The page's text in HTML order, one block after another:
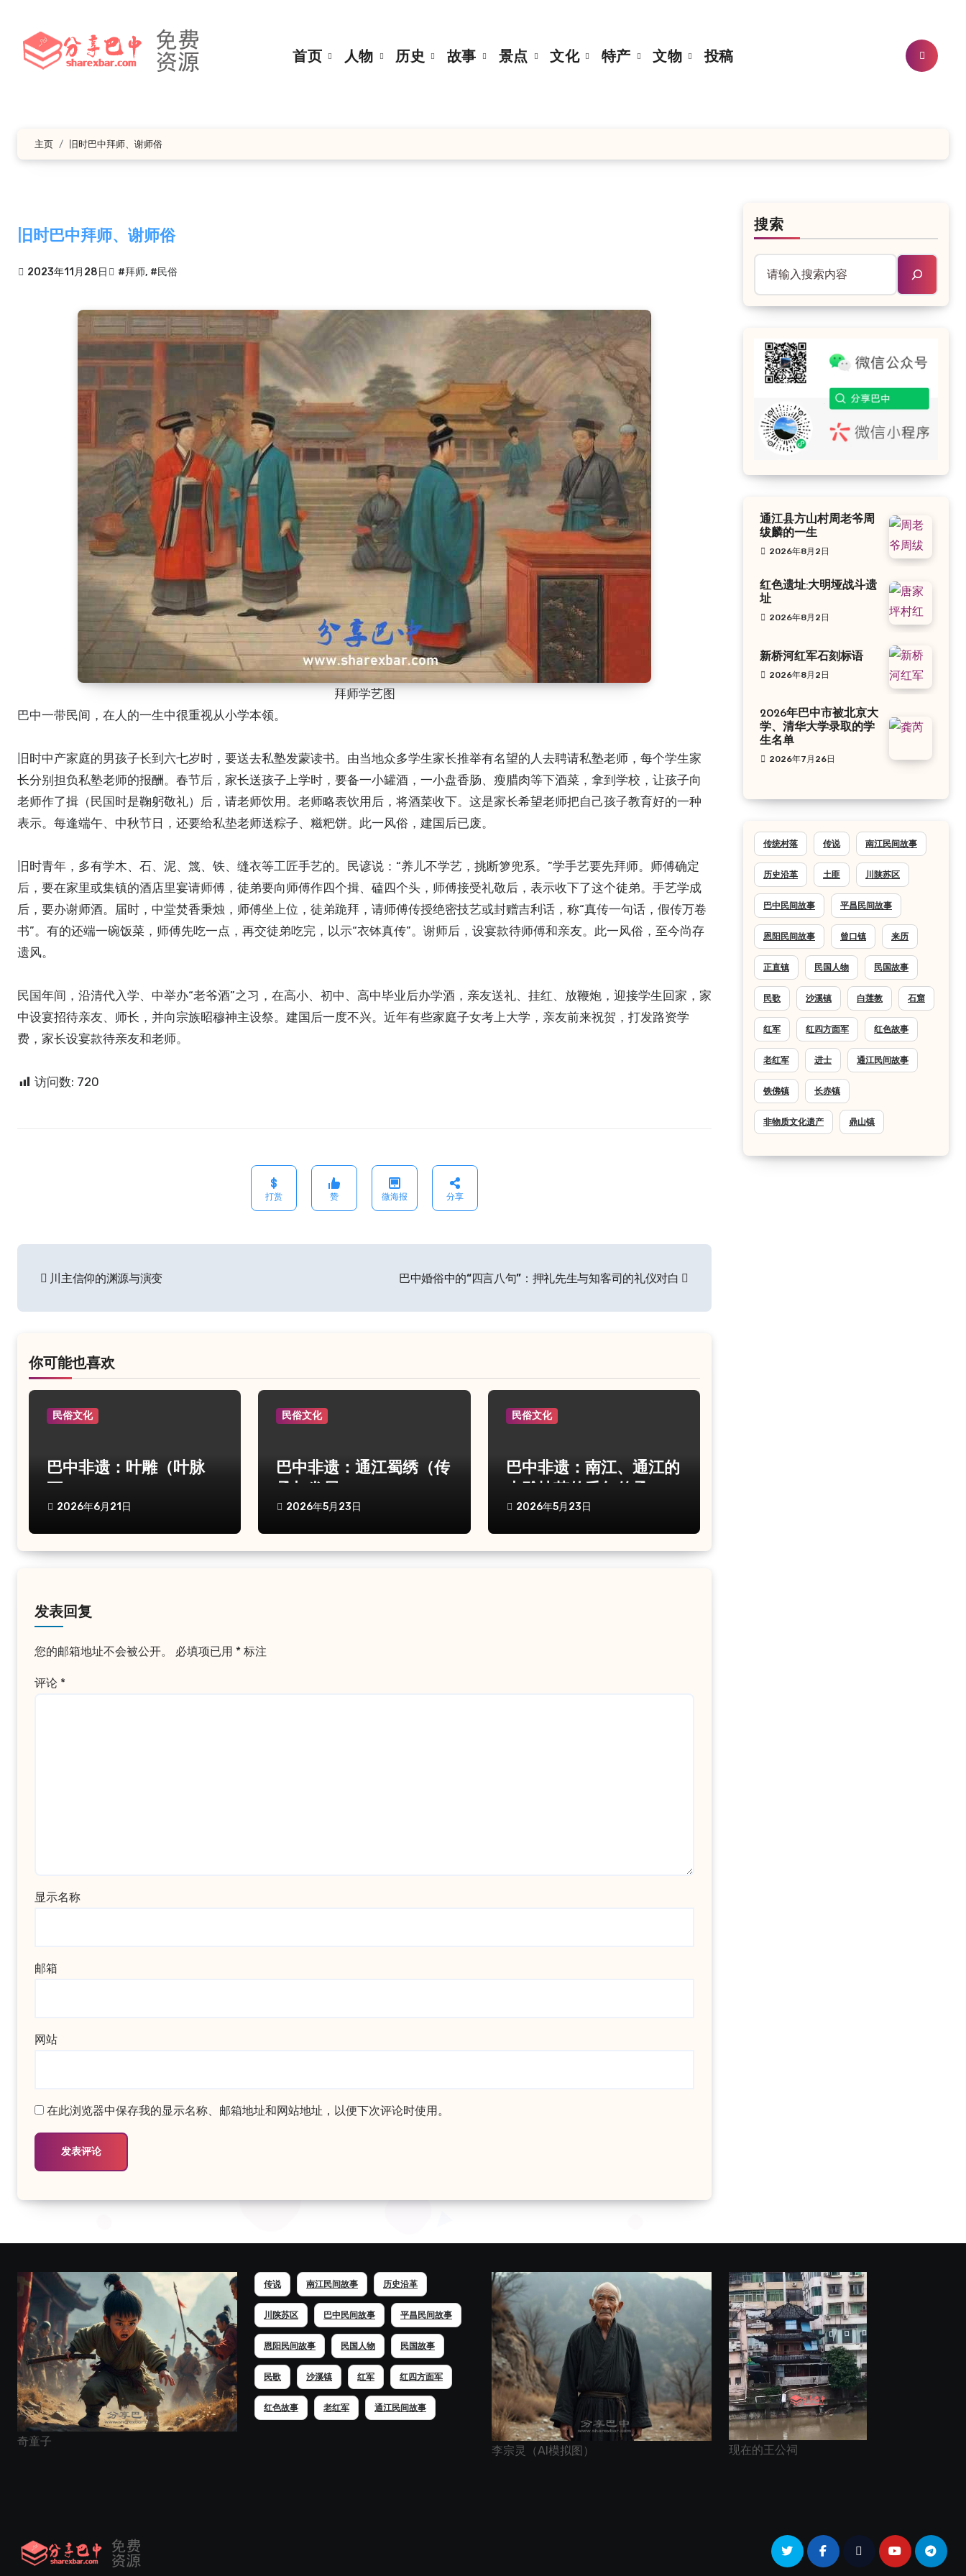
首页 人物 历史 故事 景点 文化 特产 文物 投稿
主页 旧时巴中拜师、谢师俗
旧时巴中拜师、谢师俗
2023年11月28日 #拜师, #民俗
拜师学艺图
巴中一带民间，在人的一生中很重视从小学本领。
旧时中产家庭的男孩子长到六七岁时，要送去私塾发蒙读书。由当地众多学生家长推举有名望的人去聘请私塾老师，每个学生家
长分别担负私塾老师的报酬。春节后，家长送孩子上学时，要备一小罐酒，一小盘香肠、瘦腊肉等下酒菜，拿到学校，让孩子向
老师作了揖（民国时是鞠躬敬礼）后，请老师饮用。老师略表饮用后，将酒菜收下。这是家长希望老师把自己孩子教育好的一种
表示。每逢端午、中秋节日，还要给私垫老师送粽子、糍粑饼。此一风俗，建国后已废。
旧时青年，多有学木、石、泥、篾、铁、缝衣等工匠手艺的。民谚说：“养儿不学艺，挑断箩兜系。”学手艺要先拜师。师傅确定
后，要在家里或集镇的酒店里宴请师傅，徒弟要向师傅作四个揖、磕四个头，师傅接受礼敬后，表示收下了这个徒弟。手艺学成
后，要办谢师酒。届时，中堂焚香秉烛，师傅坐上位，徒弟跪拜，请师傅传授绝密技艺或封赠吉利话，称“真传一句话，假传万卷
书”。有的还端一碗饭菜，师傅先吃一点，再交徒弟吃完，以示“衣钵真传”。谢师后，设宴款待师傅和亲友。此一风俗，至今尚存
遗风。
民国年间，沿清代入学、中举办“老爷酒”之习，在高小、初中、高中毕业后办学酒，亲友送礼、挂红、放鞭炮，迎接学生回家，家
中设宴招待亲友、师长，并向宗族昭穆神主设祭。建国后一度不兴。近年有些家庭子女考上大学，亲友前来祝贺，打发路资学
费，家长设宴款待亲友和老师。
访问数: 720
打赏 赞 微海报 分享
文 川主信仰的渊源与演变 巴中婚俗中的“四言八句”：押礼先生与知客司的礼仪对白
你可能也喜欢
民俗文化
巴中非遗：叶雕（叶脉
2026年6月21日
民俗文化
巴中非遗：通江蜀绣（传
2026年5月23日
民俗文化
巴中非遗：南江、通江的
2026年5月23日
发表回复
您的邮箱地址不会被公开。 必填项已用 * 标注
评论 *
显示名称
邮箱
网站
在此浏览器中保存我的显示名称、邮箱地址和网站地址，以便下次评论时使用。
搜索
通江县方山村周老爷周
绂麟的一生
2026年8月2日
红色遗址:大明垭战斗遗
址
2026年8月2日
新桥河红军石刻标语
2026年8月2日
2026年巴中市被北京大
学、清华大学录取的学
生名单
2026年7月26日
传统村落 传说 南江民间故事
历史沿革 土匪 川陕苏区
巴中民间故事 平昌民间故事
恩阳民间故事 曾口镇 来历
正直镇 民国人物 民国故事
民歌 沙溪镇 白莲教 石窟
红军 红四方面军 红色故事
老红军 进士 通江民间故事
铁佛镇 长赤镇
非物质文化遗产 鼎山镇
奇童子
传说 南江民间故事 历史沿革
川陕苏区 巴中民间故事 平昌民间故事
恩阳民间故事 民国人物 民国故事
民歌 沙溪镇 红军 红四方面军
红色故事 老红军 通江民间故事
李宗灵（AI模拟图） 现在的王公祠